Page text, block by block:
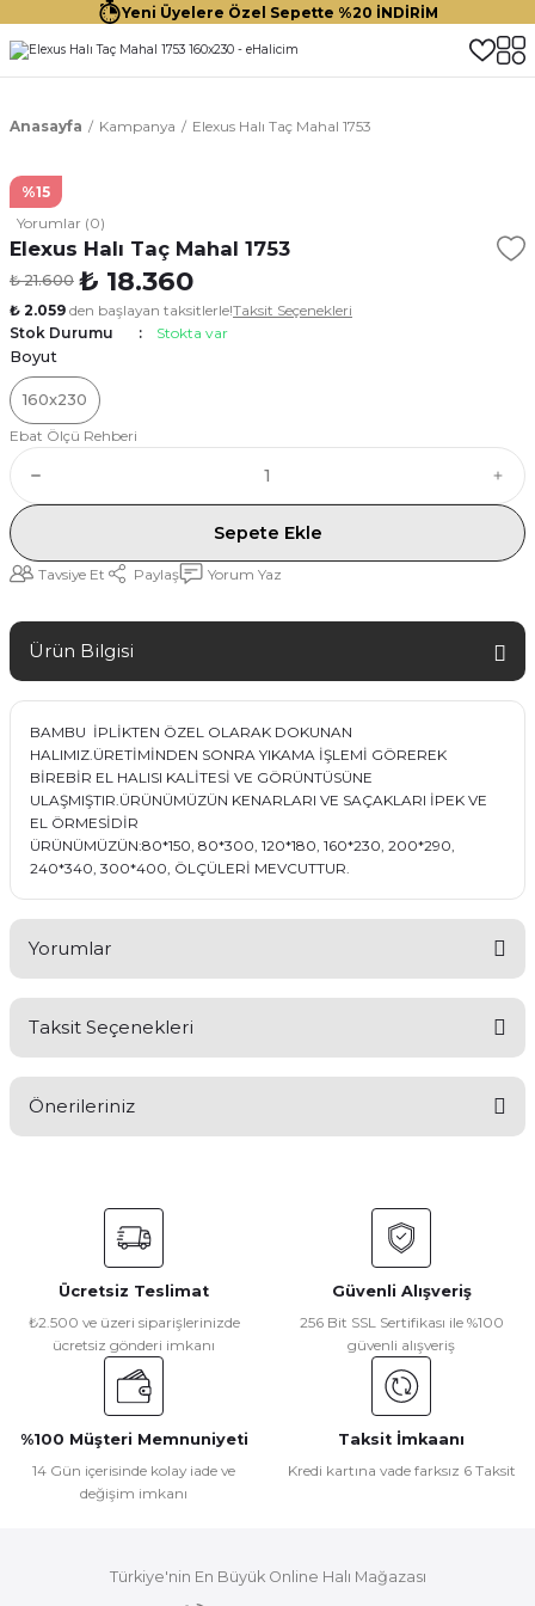
Yeni Üyelere Özel Sepette %20 İNDİRİM
Anasayfa Kampanya Elexus Halı Taç Mahal 1753
%15
Yorumlar (0)
Elexus Halı Taç Mahal 1753
₺ 21.600 ₺ 18.360
₺ 2.059 den başlayan taksitlerle!Taksit Seçenekleri
Stok Durumu
Stokta var
Boyut
160x230
Ebat Ölçü Rehberi
Sepete Ekle
Tavsiye Et Paylaş Yorum Yaz
Ürün Bilgisi
BAMBU İPLİKTEN ÖZEL OLARAK DOKUNAN
HALIMIZ.ÜRETİMİNDEN SONRA YIKAMA İŞLEMİ GÖREREK
BİREBİR EL HALISI KALİTESİ VE GÖRÜNTÜSÜNE
ULAŞMIŞTIR.ÜRÜNÜMÜZÜN KENARLARI VE SAÇAKLARI İPEK VE
EL ÖRMESİDİR
ÜRÜNÜMÜZÜN:80*150, 80*300, 120*180, 160*230, 200*290,
240*340, 300*400, ÖLÇÜLERİ MEVCUTTUR.
Yorumlar
Yorum Yaz
Taksit Seçenekleri
Önerileriniz
konularda yetersiz gördüğünüz noktaları öneri formunu
kullanarak tarafımıza iletebilirsiniz.
Görüş ve önerileriniz için teşekkür ederiz.
Ürün resmi kalitesiz, bozuk veya görüntülenemiyor.
Ürün açıklamasında eksik bilgiler bulunuyor.
Ürün bilgilerinde hatalar bulunuyor.
Ürün fiyatı diğer sitelerden daha pahalı.
Ücretsiz Teslimat
₺2.500 ve üzeri siparişlerinizde
ücretsiz gönderi imkanı
Güvenli Alışveriş
256 Bit SSL Sertifikası ile %100
güvenli alışveriş
%100 Müşteri Memnuniyeti
14 Gün içerisinde kolay iade ve
değişim imkanı
Taksit İmkaanı
Kredi kartına vade farksız 6 Taksit
Türkiye'nin En Büyük Online Halı Mağazası